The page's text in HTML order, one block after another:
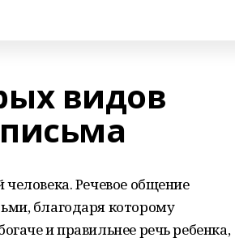
видов
Речевое общение
благодаря которому
и правильнее речь ребенка,